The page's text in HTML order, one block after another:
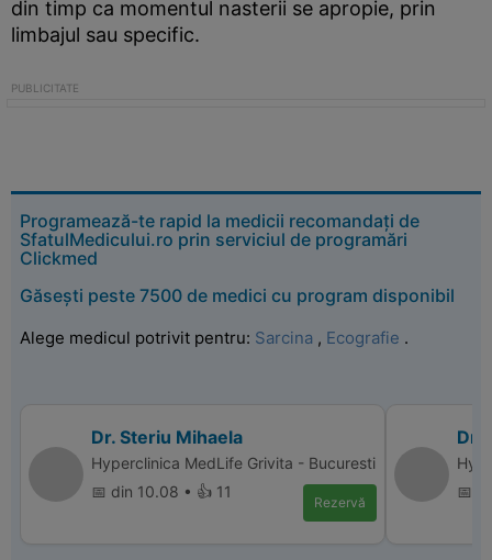
din timp ca momentul nasterii se apropie, prin
limbajul sau specific.
Programează-te rapid la medicii recomandați de
SfatulMedicului.ro prin serviciul de programări
Clickmed
Găsești peste 7500 de medici cu program disponibil
Alege medicul potrivit pentru: Sarcina , Ecografie .
Dr. Steriu Mihaela
Hyperclinica MedLife Grivita - Bucuresti
📅 din 10.08 • 👍 11
Rezervă
Dr.
📅